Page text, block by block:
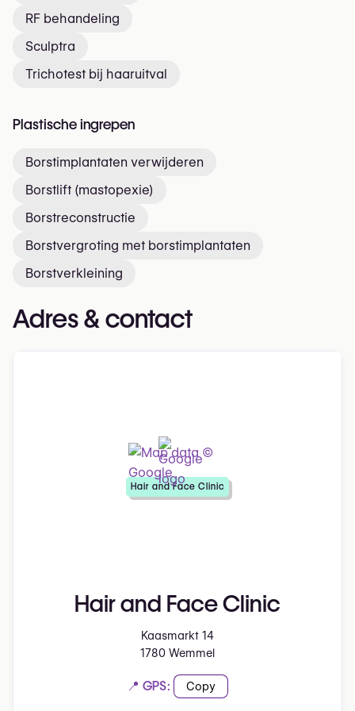
RF behandeling
Sculptra
Trichotest bij haaruitval
Plastische ingrepen
Borstimplantaten verwijderen
Borstlift (mastopexie)
Borstreconstructie
Borstvergroting met borstimplantaten
Borstverkleining
Adres & contact
Hair and Face Clinic
Kaasmarkt 14
1780 Wemmel
📍 GPS: Copy
Hair and Face Clinic